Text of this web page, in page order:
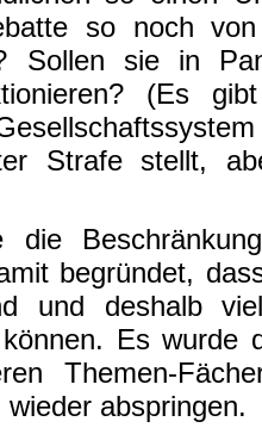
so noch
Sollen sie in
(Es
Strafe stellt,
die
begründet,
und deshalb
Es wurde
Themen-
abspringen.